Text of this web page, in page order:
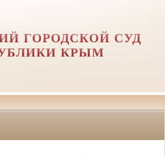
ГОРОДСКОЙ СУД
КРЫМ